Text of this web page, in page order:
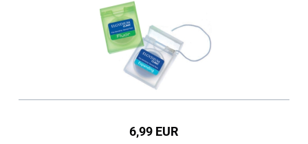
6,99 EUR